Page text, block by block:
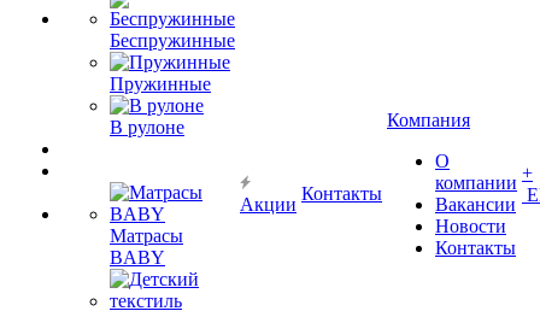
Беспружинные
Пружинные
В рулоне
Матрасы
BABY
Акции
Контакты
Компания
О
компании
Вакансии
Новости
Контакты
+